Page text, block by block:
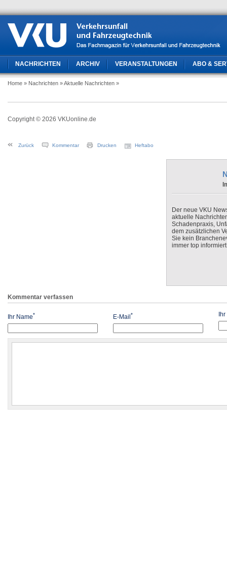
NACHRICHTEN ARCHIV VERANSTALTUNGEN ABO &
Home » Nachrichten » Aktuelle Nachrichten »
Copyright © 2026 VKUonline.de
Zurück Kommentar Drucken Heftabo
Der neue VKU
aktuelle
Schadenpraxis,
dem zusätzlichen
Sie kein
immer top
Kommentar verfassen
Ihr Name* E-Mail *